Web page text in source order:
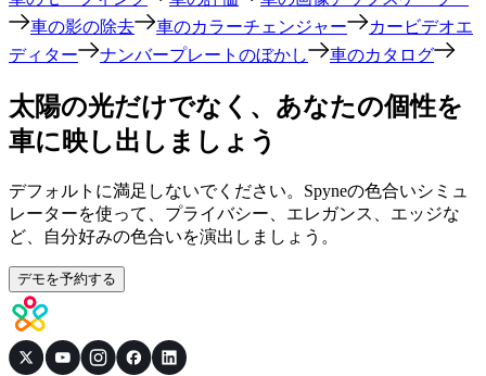
車の影の除去
車のカラーチェンジャー
カービデオエ
ディター
ナンバープレートのぼかし 車のカタログ
太陽の光だけでなく、あなたの個性を
車に映し出しましょう
デフォルトに満足しないでください。Spyneの色合いシミュ
レーターを使って、プライバシー、エレガンス、エッジな
ど、自分好みの色合いを演出しましょう。
デモを予約する